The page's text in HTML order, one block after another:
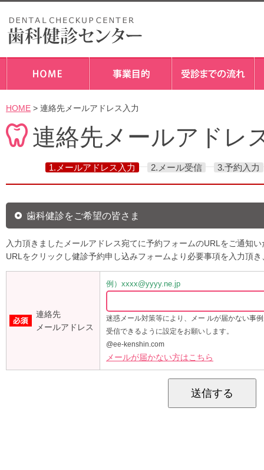
HOME > 連絡先メールアドレス入力
連絡先メールアドレ
1.メールアドレス入力 2.メール受信 3.予約入力
歯科健診をご希望の皆さま
入力頂きましたメールアドレス宛てに予約フォームのURLをご通知
URLをクリックし健診予約申し込みフォームより必要事項を入力頂
連絡先
メールアドレス
例）xxxx@yyyy.ne.jp
迷惑メール対策等により、メー ルが届かない事
受信できるように設定をお願いします。
@ee-kenshin.com
メールが届かない方はこちら